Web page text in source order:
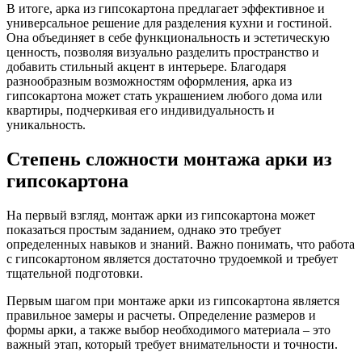
В итоге, арка из гипсокартона предлагает эффективное и
универсальное решение для разделения кухни и гостиной.
Она объединяет в себе функциональность и эстетическую
ценность, позволяя визуально разделить пространство и
добавить стильный акцент в интерьере. Благодаря
разнообразным возможностям оформления, арка из
гипсокартона может стать украшением любого дома или
квартиры, подчеркивая его индивидуальность и
уникальность.
Степень сложности монтажа арки из
гипсокартона
На первый взгляд, монтаж арки из гипсокартона может
показаться простым заданием, однако это требует
определенных навыков и знаний. Важно понимать, что работа
с гипсокартоном является достаточно трудоемкой и требует
тщательной подготовки.
Первым шагом при монтаже арки из гипсокартона является
правильное замеры и расчеты. Определение размеров и
формы арки, а также выбор необходимого материала – это
важный этап, который требует внимательности и точности.